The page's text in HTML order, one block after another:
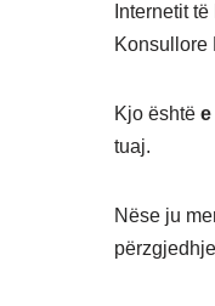
Internetit
Konsullore
Kjo është e
tuaj.
Nëse ju